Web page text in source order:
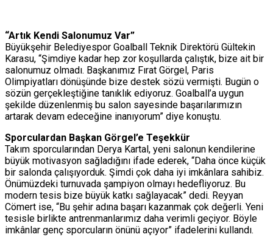
“Artık Kendi Salonumuz Var”
Büyükşehir Belediyespor Goalball Teknik Direktörü Gültekin
Karasu, “Şimdiye kadar hep zor koşullarda çalıştık, bize ait bir
salonumuz olmadı. Başkanımız Fırat Görgel, Paris
Olimpiyatları dönüşünde bize destek sözü vermişti. Bugün o
sözün gerçekleştiğine tanıklık ediyoruz. Goalball’a uygun
şekilde düzenlenmiş bu salon sayesinde başarılarımızın
artarak devam edeceğine inanıyorum” diye konuştu.
Sporculardan Başkan Görgel’e Teşekkür
Takım sporcularından Derya Kartal, yeni salonun kendilerine
büyük motivasyon sağladığını ifade ederek, “Daha önce küçük
bir salonda çalışıyorduk. Şimdi çok daha iyi imkânlara sahibiz.
Önümüzdeki turnuvada şampiyon olmayı hedefliyoruz. Bu
modern tesis bize büyük katkı sağlayacak” dedi. Reyyan
Cömert ise, “Bu şehir adına başarı kazanmak çok değerli. Yeni
tesisle birlikte antrenmanlarımız daha verimli geçiyor. Böyle
imkânlar genç sporcuların önünü açıyor” ifadelerini kullandı.